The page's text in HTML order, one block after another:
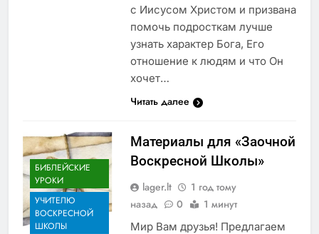
с Иисусом Христом и призвана
помочь подросткам лучше
узнать характер Бога, Его
отношение к людям и что Он
хочет…
Читать далее
БИБЛЕЙСКИЕ
УРОКИ
УЧИТЕЛЮ
ВОСКРЕСНОЙ
ШКОЛЫ
Материалы для «Заочной
Воскресной Школы»
lager.lt
1 год тому
назад
0 1 минут
Мир Вам друзья! Предлагаем